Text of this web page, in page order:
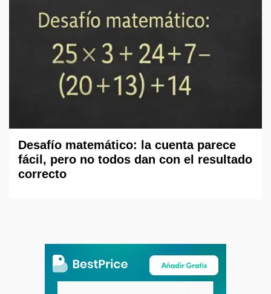
Desafío matemático: la cuenta parece
fácil, pero no todos dan con el resultado
correcto